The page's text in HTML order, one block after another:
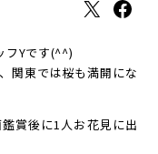
X Facebook
フYです(^^)
関東では桜も満開にな
賞後に1人お花見に出